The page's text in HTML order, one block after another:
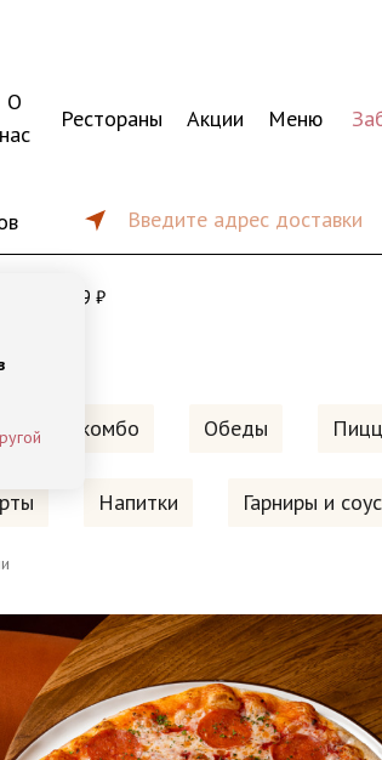
О
нас
Рестораны Акции Меню
Введите адрес доставки
179 ₽
Новые комбо Обеды
Напитки Гарниры и